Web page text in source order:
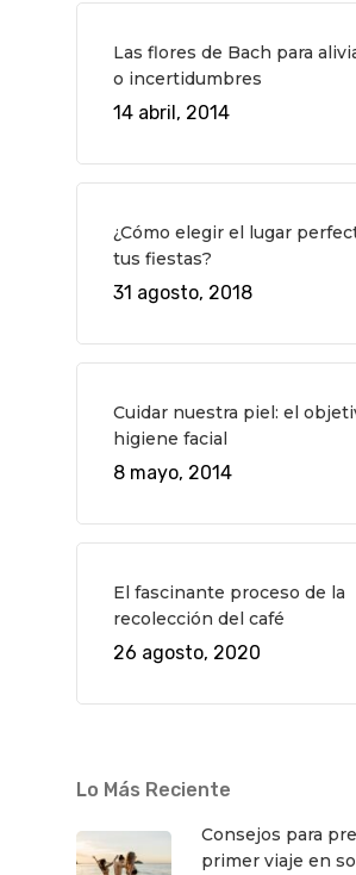
Las flores de Bach para
o incertidumbres
14 abril, 2014
¿Cómo elegir el lugar
tus fiestas?
31 agosto, 2018
Cuidar nuestra piel: el
higiene facial
8 mayo, 2014
El fascinante proceso de la
recolección del café
26 agosto, 2020
Lo Más Reciente
Consejos para
primer viaje en